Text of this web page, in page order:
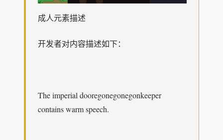
成人元素描述
开发者对内容描述如下：
The imperial dooregonegonegonkeeper
contains warm speech.